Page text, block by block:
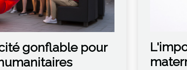
gonflable pour